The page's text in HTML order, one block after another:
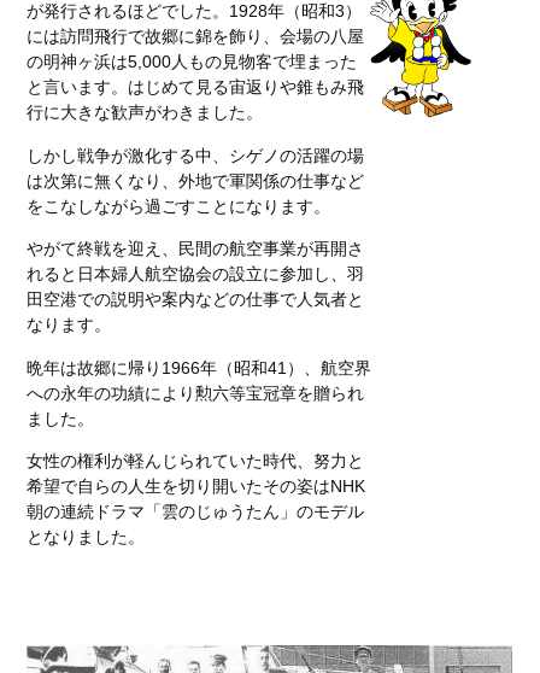
が発行されるほどでした。1928年（昭和3）
には訪問飛行で故郷に錦を飾り、会場の八屋
の明神ヶ浜は5,000人もの見物客で埋まった
と言います。はじめて見る宙返りや錐もみ飛
行に大きな歓声がわきました。
しかし戦争が激化する中、シゲノの活躍の場
は次第に無くなり、外地で軍関係の仕事など
をこなしながら過ごすことになります。
やがて終戦を迎え、民間の航空事業が再開さ
れると日本婦人航空協会の設立に参加し、羽
田空港での説明や案内などの仕事で人気者と
なります。
晩年は故郷に帰り1966年（昭和41）、航空界
への永年の功績により勲六等宝冠章を贈られ
ました。
女性の権利が軽んじられていた時代、努力と
希望で自らの人生を切り開いたその姿はNHK
朝の連続ドラマ「雲のじゅうたん」のモデル
となりました。